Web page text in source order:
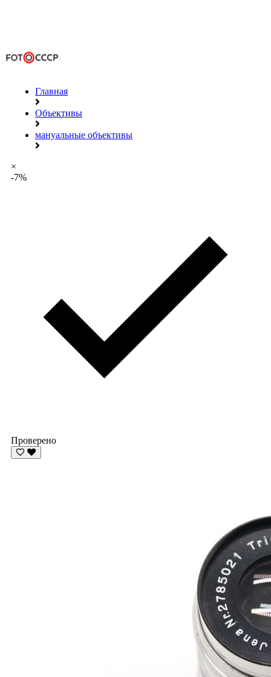
Главная
Объективы
мануальные объективы
×
-7%
Проверено